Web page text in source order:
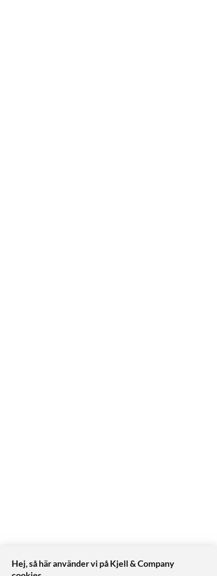
Hej, så här använder vi på Kjell & Company